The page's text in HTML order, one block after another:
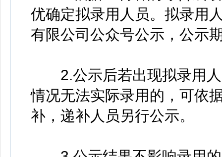
优确定拟录用人员。拟录用
有限公司公众号公示，公示
2.公示后若出现拟录用人
情况无法实际录用的，可依
补，递补人员另行公示。